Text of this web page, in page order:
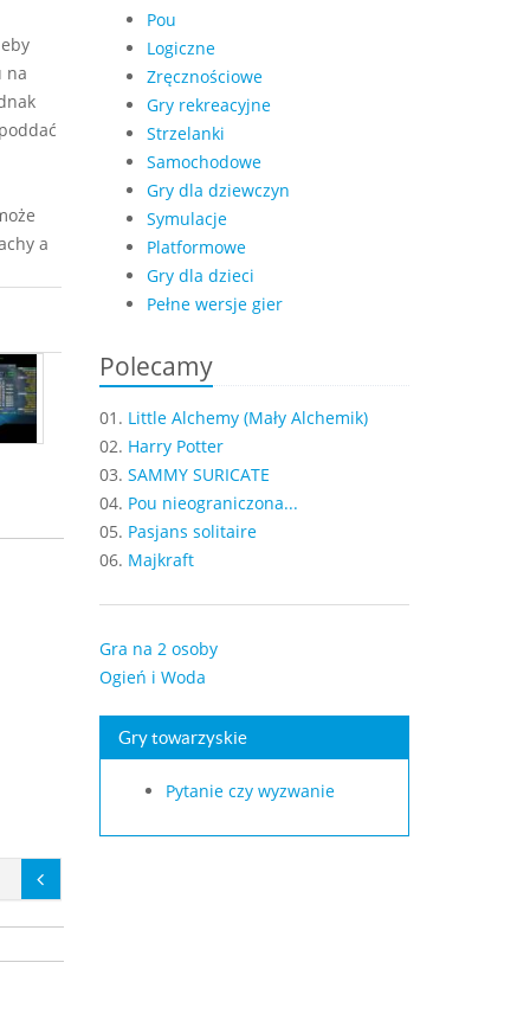
na
a
Pou
Logiczne
Zręcznościowe
Gry rekreacyjne
Strzelanki
Samochodowe
Gry dla dziewczyn
Symulacje
Platformowe
Gry dla dzieci
Pełne wersje gier
Polecamy
01. Little Alchemy (Mały Alchemik)
02. Harry Potter
03. SAMMY SURICATE
04. Pou nieograniczona...
05. Pasjans solitaire
06. Majkraft
Gra na 2 osoby
Ogień i Woda
Gry towarzyskie
Pytanie czy wyzwanie